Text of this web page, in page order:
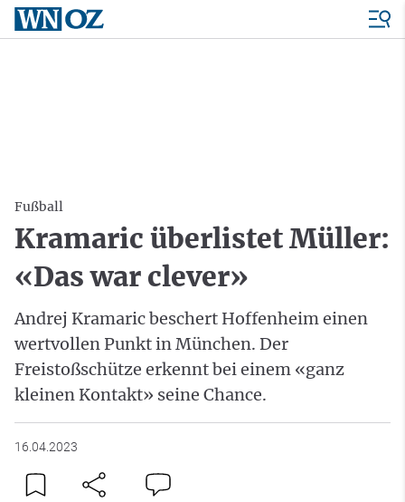
Fußball
Kramaric überlistet Müller:
«Das war clever»
Andrej Kramaric beschert Hoffenheim einen
wertvollen Punkt in München. Der
Freistoßschütze erkennt bei einem «ganz
kleinen Kontakt» seine Chance.
16.04.2023